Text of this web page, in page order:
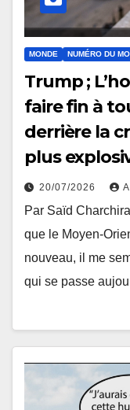
MONDE NUMÉRO DU
Trump ;
faire fin à
derrière la
plus
20/07/2026
Par Saïd
que le Moyen-
nouveau, il me
qui se passe